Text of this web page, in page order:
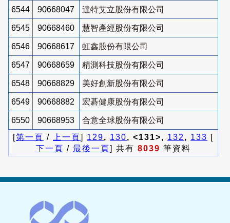
6544 90668047 達特艾立股份有限公司
6545 90668460 慧智產經股份有限公司
6546 90668617 虹鑫股份有限公司
6547 90668659 精測科技股份有限公司
6548 90668829 美好創新股份有限公司
6549 90668882 宏碁健康股份有限公司
6550 90668953
合意全球股份有限公司
[第一頁 / 上一頁] 129, 130, <131>, 132 , 133 [
下一頁 / 最後一頁] 共有 8039 筆資料